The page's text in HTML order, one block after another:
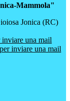
Mammola"
Jonica (RC)
una mail
inviare una mail